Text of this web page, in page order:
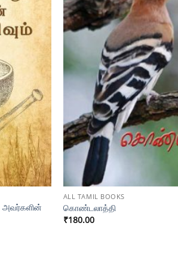
அவர்களின்
ALL TAMIL BOOKS
கொண்டலாத்தி
₹180.00